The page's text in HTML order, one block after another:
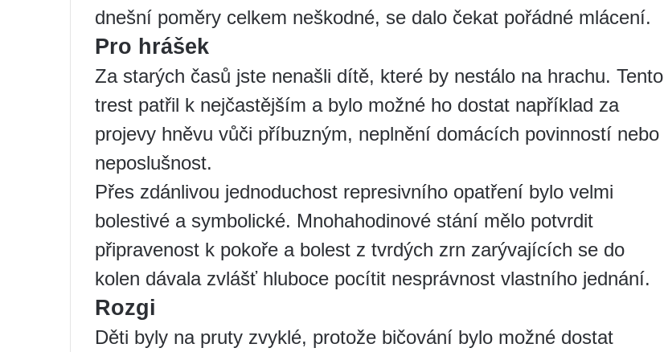
dnešní poměry celkem neškodné, se dalo čekat pořádné mlácení.
Pro hrášek
Za starých časů jste nenašli dítě, které by nestálo na hrachu. Tento
trest patřil k nejčastějším a bylo možné ho dostat například za
projevy hněvu vůči příbuzným, neplnění domácích povinností nebo
neposlušnost.
Přes zdánlivou jednoduchost represivního opatření bylo velmi
bolestivé a symbolické. Mnohahodinové stání mělo potvrdit
připravenost k pokoře a bolest z tvrdých zrn zarývajících se do
kolen dávala zvlášť hluboce pocítit nesprávnost vlastního jednání.
Rozgi
Děti byly na pruty zvyklé, protože bičování bylo možné dostat